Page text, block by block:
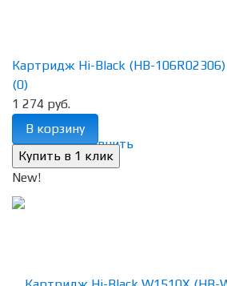
избранное сравнить
Картридж Hi-Black (HB-
(0)
1 274 руб.
В корзину
New!